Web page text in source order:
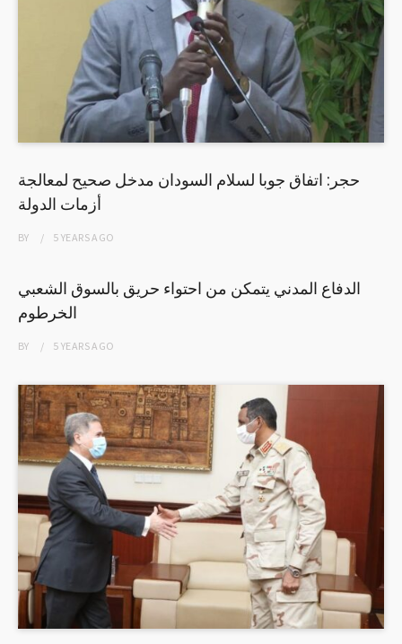
حجر: اتفاق جوبا لسلام السودان مدخل صحيح لمعالجة
أزمات الدولة
BY 5 YEARSAGO
الدفاع المدني يتمكن من احتواء حريق بالسوق الشعبي
الخرطوم
BY 5 YEARSAGO